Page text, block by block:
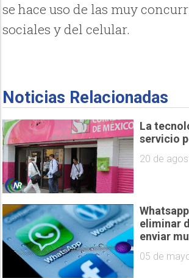
se hace uso de las muy
sociales y del celular.
Noticias Relacionadas
La
servicio
20 de
eliminar
enviar
05 de